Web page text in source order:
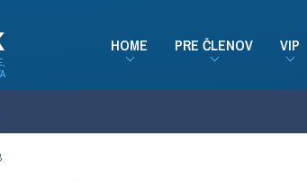
HOME PRE ČLENOV VIP